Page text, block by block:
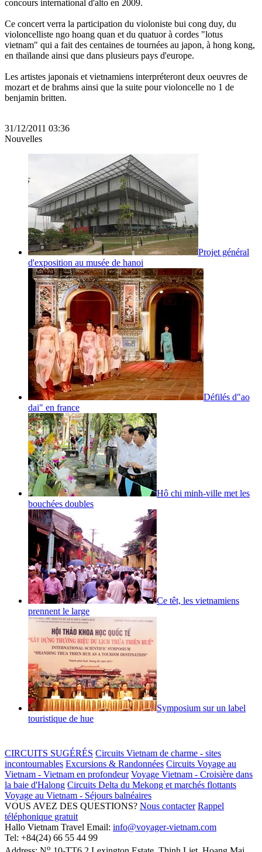
concours international d'alto en 2009.
Ce concert verra la participation du violoniste bui cong duy, du
violoncelliste ngo hoang quan et du quatuor à cordes "lotus
vietnam" qui a fait des centaines de tournées au japon, à hong kong,
en thaïlande ainsi que dans plusieurs pays d'europe.
Les artistes japonais et vietnamiens interpréteront deux oeuvres de
mozart et de brahms ainsi que la suite pour violoncelle no 1 de
benjamin britten.
31/12/2011 03:36
Nouvelles
Projet général
d'exposition au musée de hanoi
Défilés d"ao
dai" en france
Hô chi minh-ville met les
bouchées doubles
Ce têt, les vietnamiens
prennent le large
Symposium sur un label
touristique de hue
CIRCUITS SUGÉRÉS Circuits Vietnam de charme - sites
incontournables Excursions & Randonnées Circuits Voyage au
Vietnam - Vietnam en profondeur Voyage Vietnam - Croisière dans
la baie d'Halong Circuits Delta du Mekong et marchés flottants
Voyage au Vietnam - Séjours balnéaires
VOUS AVEZ DES QUESTIONS? Nous contacter Rappel
téléphonique gratuit
Hallo Vietnam Travel Email: info@voyager-vietnam.com
Tel: +84(24) 66 55 44 99
o